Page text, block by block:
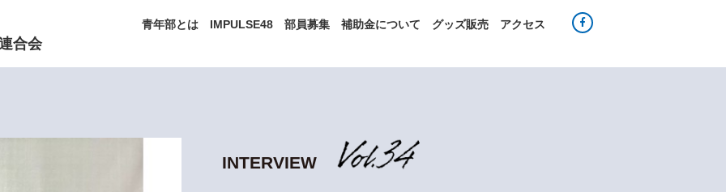
合会
青年部とは IMPULSE48 部員募集 補助金について グッズ販売 アクセス
INTERVIEW